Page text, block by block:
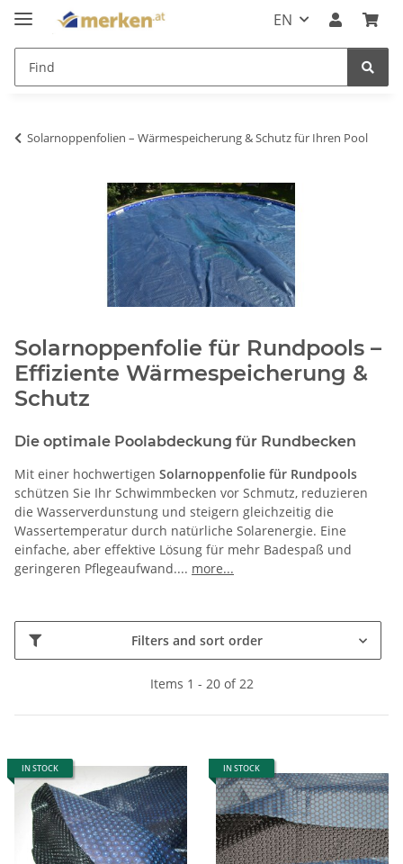
EN
Solarnoppenfolien – Wärmespeicherung & Schutz für Ihren Pool
Solarnoppenfolie für Rundpools –
Effiziente Wärmespeicherung &
Schutz
Die optimale Poolabdeckung für Rundbecken
Mit einer hochwertigen Solarnoppenfolie für Rundpools
schützen Sie Ihr Schwimmbecken vor Schmutz, reduzieren
die Wasserverdunstung und steigern gleichzeitig die
Wassertemperatur durch natürliche Solarenergie. Eine
einfache, aber effektive Lösung für mehr Badespaß und
geringeren Pflegeaufwand.... more...
Filters and sort order
Items 1 - 20 of 22
IN STOCK IN STOCK